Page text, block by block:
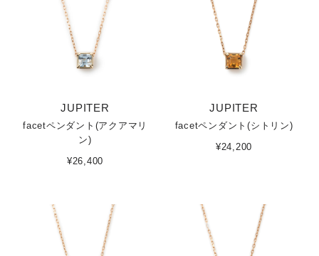
JUPITER
facetペンダント(アクアマリ
ン)
¥26,400
JUPITER
facetペンダント(シトリン)
¥24,200